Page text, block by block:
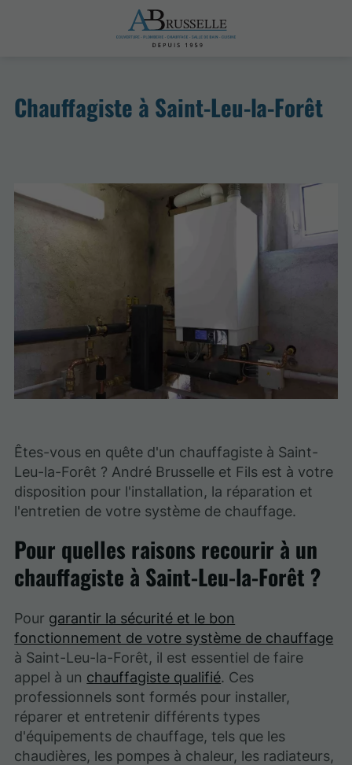
Chauffagiste à Saint-Leu-la-Forêt
Êtes-vous en quête d'un chauffagiste à Saint-
Leu-la-Forêt ? André Brusselle et Fils est à votre
disposition pour l'installation, la réparation et
l'entretien de votre système de chauffage.
Pour quelles raisons recourir à un
chauffagiste à Saint-Leu-la-Forêt ?
Pour garantir la sécurité et le bon
fonctionnement de votre système de chauffage
à Saint-Leu-la-Forêt, il est essentiel de faire
appel à un chauffagiste qualifié. Ces
professionnels sont formés pour installer,
réparer et entretenir différents types
d'équipements de chauffage, tels que les
chaudières, les pompes à chaleur, les radiateurs,